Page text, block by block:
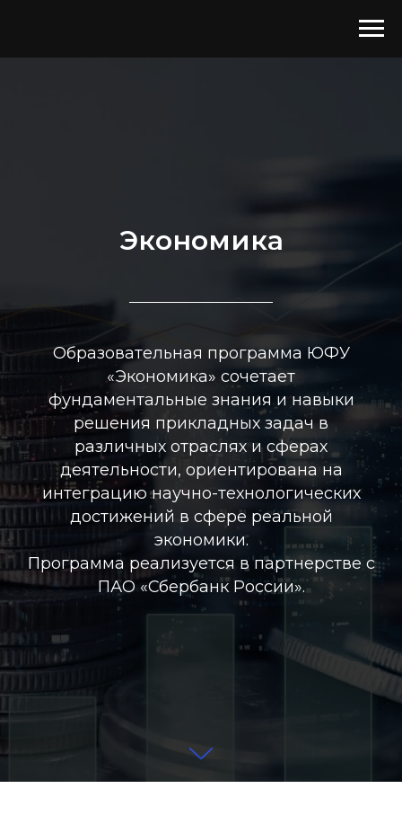
Экономика
Образовательная программа ЮФУ
«Экономика» сочетает
фундаментальные знания и навыки
решения прикладных задач в
различных отраслях и сферах
деятельности, ориентирована на
интеграцию научно-технологических
достижений в сфере реальной
экономики.
Программа реализуется в партнерстве с
ПАО «Сбербанк России».